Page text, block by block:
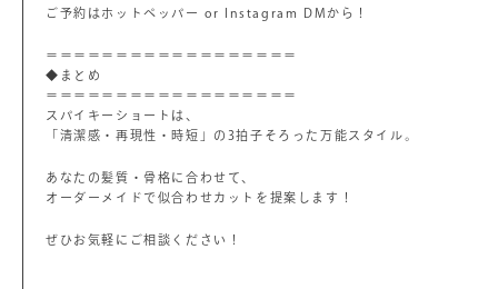
ご予約はホットペッパー or Instagram DMから！
＝＝＝＝＝＝＝＝＝＝＝＝＝＝＝＝＝＝
◆まとめ
＝＝＝＝＝＝＝＝＝＝＝＝＝＝＝＝＝＝
スパイキーショートは、
「清潔感・再現性・時短」の3拍子そろった万能スタイル。
あなたの髪質・骨格に合わせて、
オーダーメイドで似合わせカットを提案します！
ぜひお気軽にご相談ください！